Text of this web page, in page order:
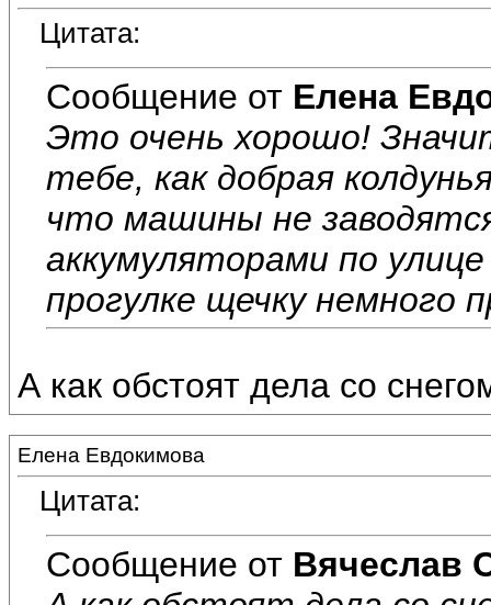
Цитата:
Сообщение от Елена
Это очень хорошо!
тебе, как добрая
что машины не
аккумуляторами по
прогулке щечку немного
А как обстоят дела со
Елена Евдокимова
Цитата:
Сообщение от Вячеслав